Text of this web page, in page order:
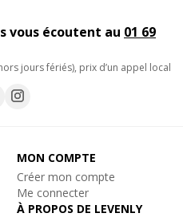
AGQUA-06 W Quatro 4
de structure alu
projets les plus ambitieux
à assemblage rapide
d'exposition et ponts
vous écoutent au 01 69
jours fériés), prix d’un appel local
MON COMPTE
Créer mon compte
Me connecter
À PROPOS DE LEVENLY